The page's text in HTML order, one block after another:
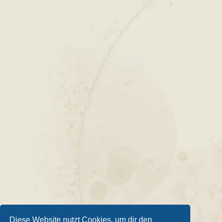
Diese Website nutzt Cookies, um dir den